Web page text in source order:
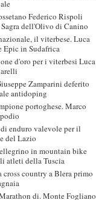
Federico Rispoli
dell'Olivo di Canino
il viterbese. Luca
Epic in Sudafrica
d'oro per i viterbesi Luca
Zamparini deferito
antidoping
portoghese. Marco
enduro valevole per il
del Lazio
in mountain bike
atleti della Tuscia
country a Blera primo
di. Monte Fogliano